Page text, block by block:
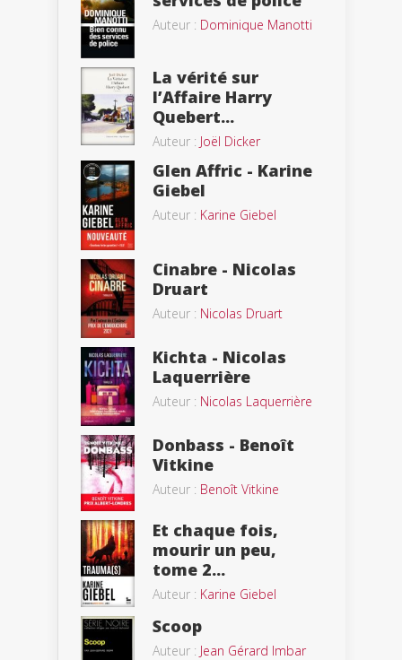
Auteur : Dominique Manotti
La vérité sur
l’Affaire Harry
Quebert...
Auteur : Joël Dicker
Glen Affric - Karine
Giebel
Auteur : Karine Giebel
Cinabre - Nicolas
Druart
Auteur : Nicolas Druart
Kichta - Nicolas
Laquerrière
Auteur : Nicolas Laquerrière
Donbass - Benoît
Vitkine
Auteur : Benoît Vitkine
Et chaque fois,
mourir un peu,
tome 2...
Auteur : Karine Giebel
Scoop
Auteur : Jean Gérard Imbar